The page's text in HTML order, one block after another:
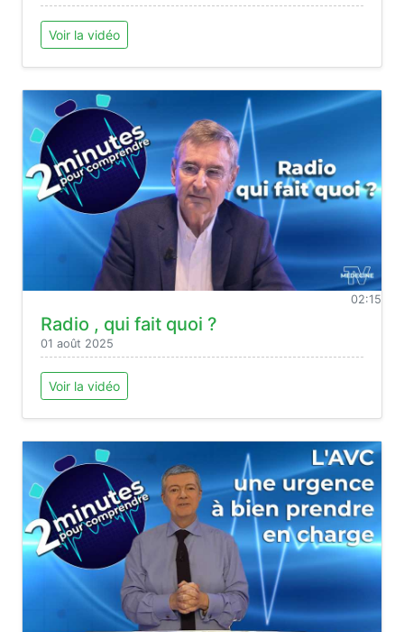
Voir la vidéo
02:15
Radio , qui fait quoi ?
01 août 2025
Voir la vidéo